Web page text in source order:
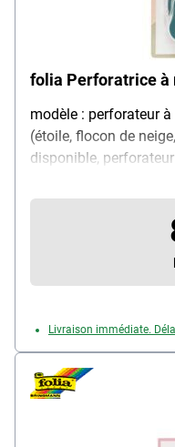
folia Perforatrice à
modèle : perforateur
(étoile, flocon de
disponible,
perforatrices à motif
Livraison immédiate.